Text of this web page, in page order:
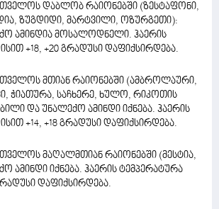
დაბლობ რაიონებში (ზესტაფონი,
ზუგდიდი, მარტვილი, ოზურგეთი):
ამინდია მოსალოდნელი. ჰაერის
+18, +20 გრადუსი დაფიქსირდება.
მთიან რაიონებში (ამბროლაური,
ჭიათურა, საჩხერე, ხულო, რიკოთის
და უნალექო ამინდი იქნება. ჰაერის
+14, +18 გრადუსი დაფიქსირდება.
მაღალმთიან რაიონებში (მესტია,
ამინდი იქნება. ჰაერის ტემპერატურა
დაფიქსირდება.